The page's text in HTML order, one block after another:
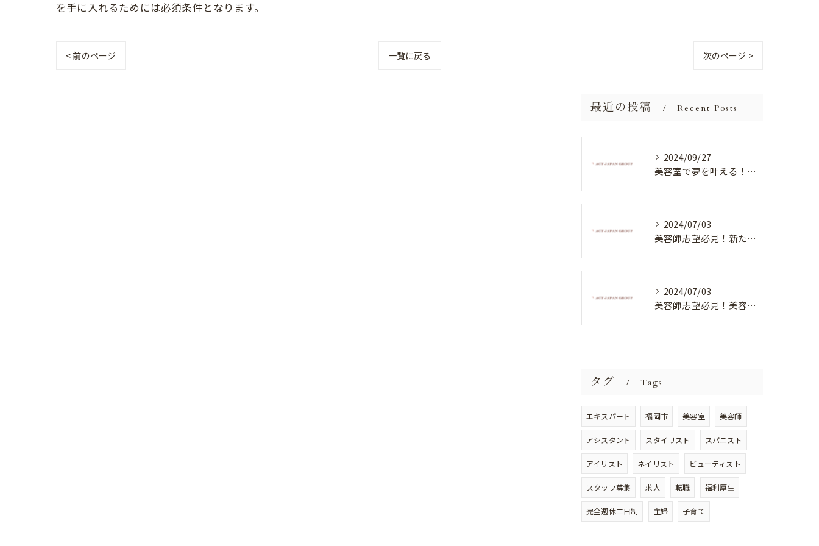
を手に入れるためには必須条件となります。
< 前のページ 一覧に戻る 次のページ >
最近の投稿 Recent Posts
2024/09/27
美容室で夢を叶える！自分を磨く新たなチャンス
2024/07/03
美容師志望必見！新たな価値を創造する美容室でハイレベルな技術を学べる環境
2024/07/03
美容師志望必見！美容室NEWSTANDARDで最高のスキルアップを目指そう！
タグ Tags
エキスパート 福岡市 美容室 美容師
アシスタント スタイリスト スパニスト
アイリスト ネイリスト ビューティスト
スタッフ募集 求人 転職 福利厚生
完全週休二日制 主婦 子育て